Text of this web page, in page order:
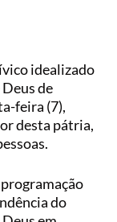
idealizado
de
feira (7),
desta pátria,
do